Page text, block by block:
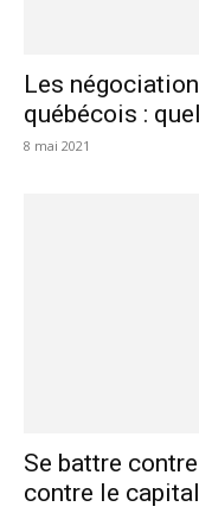
Les
québécois :
8 mai 2021
Se battre
contre le